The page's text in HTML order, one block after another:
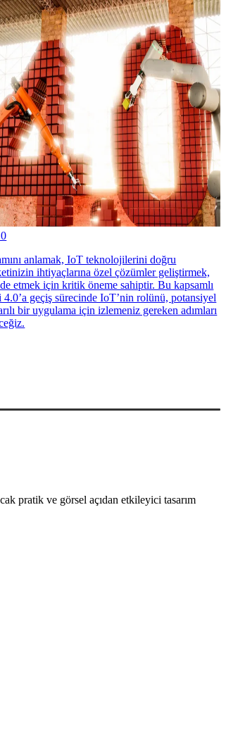
anlamak, IoT teknolojilerini doğru
ihtiyaçlarına özel çözümler geliştirmek,
etmek için kritik öneme sahiptir. Bu kapsamlı
4.0’a geçiş sürecinde IoT’nin rolünü, potansiyel
bir uygulama için izlemeniz gereken adımları
pratik ve görsel açıdan etkileyici tasarım